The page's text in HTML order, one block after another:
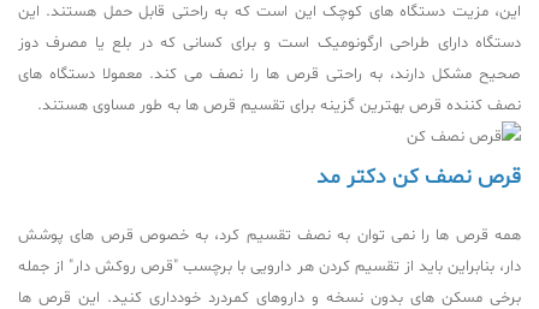
این، مزیت دستگاه های کوچک این است که به راحتی قابل حمل هستند. این
دستگاه دارای طراحی ارگونومیک است و برای کسانی که در بلع یا مصرف دوز
صحیح مشکل دارند، به راحتی قرص ها را نصف می کند. معمولا دستگاه های
نصف کننده قرص بهترین گزینه برای تقسیم قرص ها به طور مساوی هستند.
قرص نصف کن دکتر مد
همه قرص ها را نمی توان به نصف تقسیم کرد، به خصوص قرص های پوشش
دار، بنابراین باید از تقسیم کردن هر دارویی با برچسب "قرص روکش دار" از جمله
برخی مسکن های بدون نسخه و داروهای کمردرد خودداری کنید. این قرص ها